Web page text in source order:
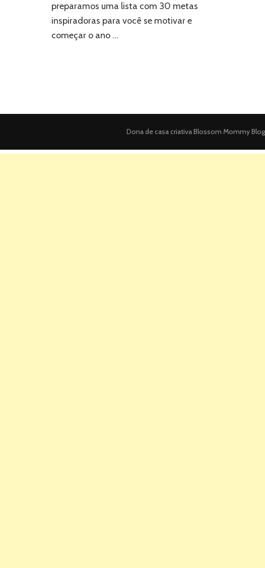
preparamos uma lista com 30 metas
inspiradoras para você se motivar e
começar o ano …
Dona de casa criativaBlossom Mommy